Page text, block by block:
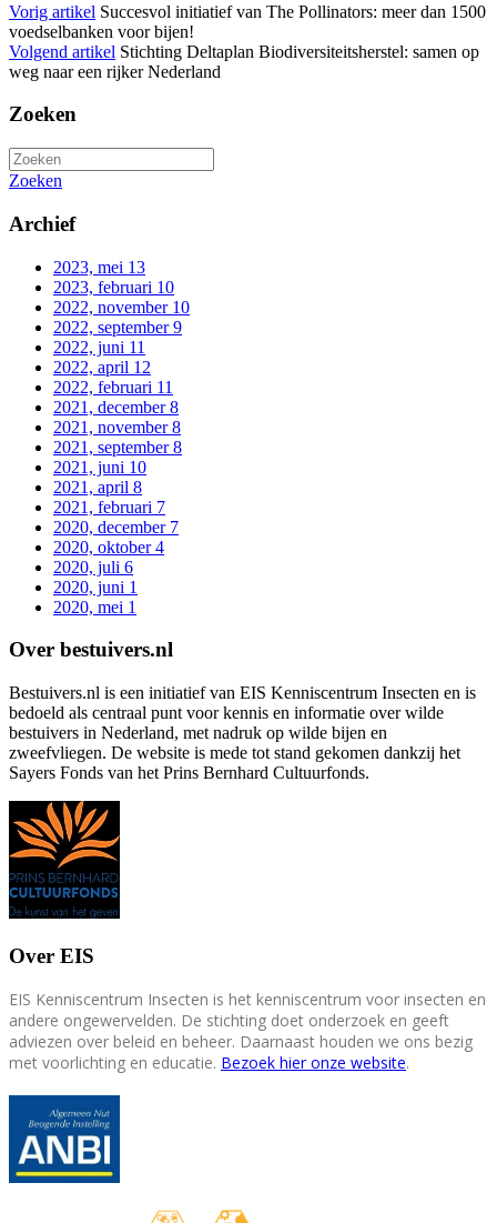
Vorig artikel Succesvol initiatief van The Pollinators: meer dan 1500
voedselbanken voor bijen!
Volgend artikel Stichting Deltaplan Biodiversiteitsherstel: samen op
weg naar een rijker Nederland
Zoeken
Zoeken
Archief
2023, mei 13
2023, februari 10
2022, november 10
2022, september9
2022, juni 11
2022, april 12
2022, februari 11
2021, december8
2021, november8
2021, september8
2021, juni 10
2021, april 8
2021, februari 7
2020, december 7
2020, oktober4
2020, juli 6
2020, juni 1
2020, mei 1
Over bestuivers.nl
Bestuivers.nl is een initiatief van EIS Kenniscentrum Insecten en is
bedoeld als centraal punt voor kennis en informatie over wilde
bestuivers in Nederland, met nadruk op wilde bijen en
zweefvliegen. De website is mede tot stand gekomen dankzij het
Sayers Fonds van het Prins Bernhard Cultuurfonds.
Over EIS
EIS Kenniscentrum Insecten is het kenniscentrum voor insecten en
andere ongewervelden. De stichting doet onderzoek en geeft
adviezen over beleid en beheer. Daarnaast houden we ons bezig
met voorlichting en educatie. Bezoek hier onze website.